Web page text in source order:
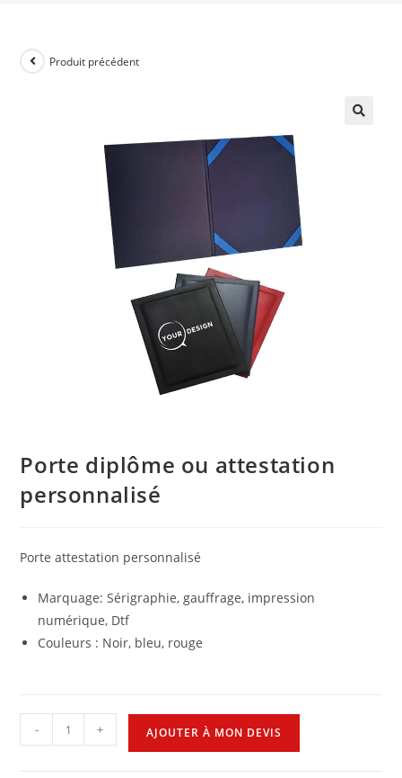
Produit précédent
Porte diplôme ou attestation
personnalisé
Porte attestation personnalisé
Marquage: Sérigraphie, gauffrage, impression
numérique, Dtf
Couleurs : Noir, bleu, rouge
- + AJOUTER À MON DEVIS